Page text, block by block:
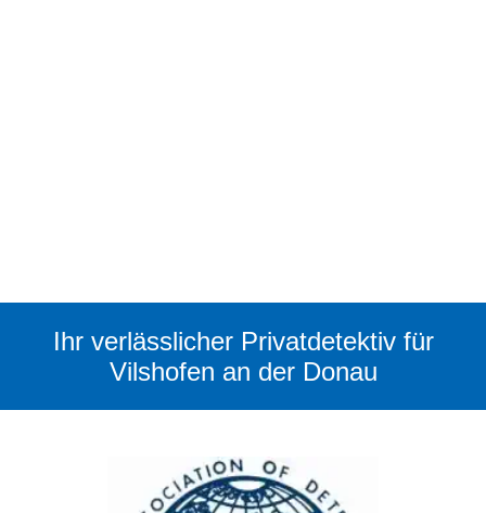
Ihr verlässlicher Privatdetektiv für
Vilshofen an der Donau